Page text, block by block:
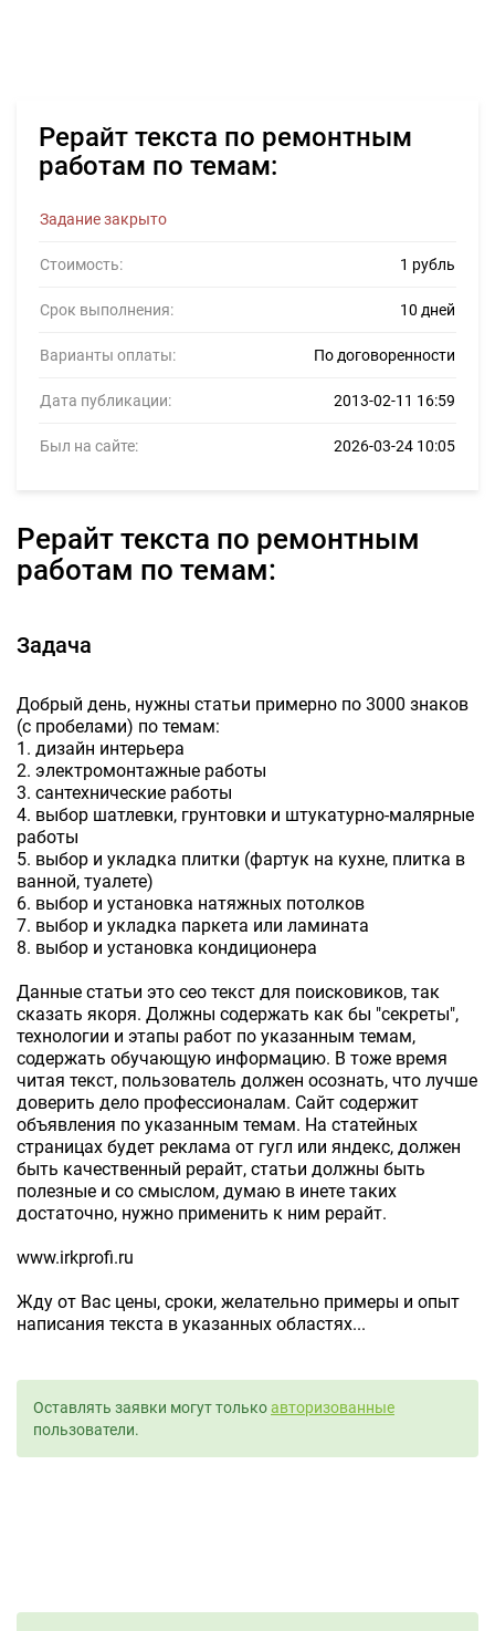
Рерайт текста по ремонтным
работам по темам:
Задание закрыто
Стоимость: 1 рубль
Срок выполнения: 10 дней
Варианты оплаты: По договоренности
Дата публикации: 2013-02-11 16:59
Был на сайте: 2026-03-24 10:05
Рерайт текста по ремонтным
работам по темам:
Задача
Добрый день, нужны статьи примерно по 3000 знаков
(с пробелами) по темам:
1. дизайн интерьера
2. электромонтажные работы
3. сантехнические работы
4. выбор шатлевки, грунтовки и штукатурно-малярные
работы
5. выбор и укладка плитки (фартук на кухне, плитка в
ванной, туалете)
6. выбор и установка натяжных потолков
7. выбор и укладка паркета или ламината
8. выбор и установка кондиционера
Данные статьи это сео текст для поисковиков, так
сказать якоря. Должны содержать как бы "секреты",
технологии и этапы работ по указанным темам,
содержать обучающую информацию. В тоже время
читая текст, пользователь должен осознать, что лучше
доверить дело профессионалам. Сайт содержит
объявления по указанным темам. На статейных
страницах будет реклама от гугл или яндекс, должен
быть качественный рерайт, статьи должны быть
полезные и со смыслом, думаю в инете таких
достаточно, нужно применить к ним рерайт.
www.irkprofi.ru
Жду от Вас цены, сроки, желательно примеры и опыт
написания текста в указанных областях...
Оставлять заявки могут толькоавторизованные
пользователи.